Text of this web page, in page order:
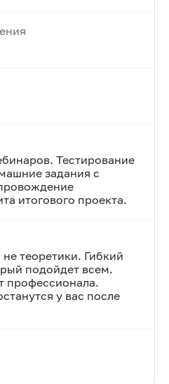
Тестирование
задания с
итогового проекта.
теоретики. Гибкий
подойдет всем.
профессионала.
у вас после